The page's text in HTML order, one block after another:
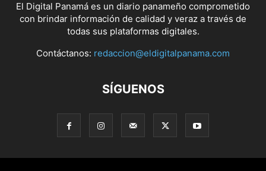
El Digital Panamá es un diario panameño comprometido
con brindar información de calidad y veraz a través de
todas sus plataformas digitales.
Contáctanos: redaccion@eldigitalpanama.com
SÍGUENOS